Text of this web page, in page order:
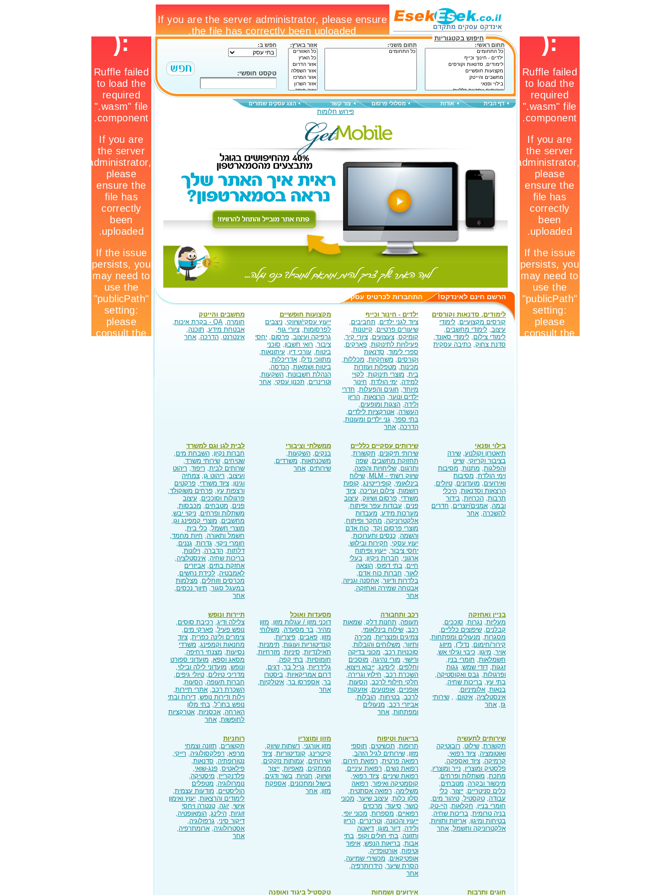
חיפוש בקטגוריות
תחום ראשי: תחום משני: אזור בארץ: חפש ב:
טקסט חופשי:
דף הבית אודות מסלולי פרסום צור קשר הצג עסקים שמורים
פירוש חלומות
הרשם חינם לאינדקס! התחברות לכרטיס עסק
לימודים, סדנאות וקורסים
קורסים מקצועיים, לימודי
עיצוב, לימודי מחשבים,
לימודי צילום, לימודי סאונד,
סדנת צחוק, כתיבה עסקית
ילדים - חינוך וכייף
ציוד לגני ילדים, תחביבים,
שיעורים פרטיים, קייטנות,
קומיקס, צעצועים, ציורי קיר,
פעילויות לתינוקות, פארקים,
ספרי לימוד, סדנאות
וקורסים, משחקיות, מכללות,
מכינות, מטפלות ועוזרות
בית, מוצרי תינוקות, לקויי
למידה, ימי הולדת, חינוך
מיוחד, חוגים והפעלות, חדרי
ילדים ונוער, הרצאות, הריון
ולידה, הצגות ומופעים,
העשרה, אטרקציות לילדים,
בתי ספר, גני ילדים ומעונות,
הדרכה, אחר
מקצועות חופשיים
ייעוץ עסקי/שיווקי, ניצבים
לפרסומות, ציורי גוף,
גרפיקה ועיצוב, פרסום, יחסי
ציבור, רואי חשבון, סוכני
ביטוח, עורכי דין, עיתונאות,
מתווכי נדלן, אדריכלות,
ביטוח ושמאות, הנדסה,
הנהלת חשבונות, השקעות,
וטרינרים, תכנון עסקי, אחר
מחשבים והייטק
חומרה, QA - בקרת איכות
,
אבטחת מידע, תוכנה,
אינטרנט, הדרכה, אחר
בילוי ופנאי
תיאטרון וקולנוע, שירה
בציבור וקריוקי, שייט
והפלגות, מתנות, מסיבות
וימי הולדת, מסיבות
ואירועים, מועדונים, טיולים,
הרצאות וסדנאות, היכלי
תרבות, הכרויות, בידור
ובמה, אמנים/יוצרים, חדרים
להשכרה, אחר
שירותים עסקיים כלליים
שירותי תיקונים, תקשורת,
תחזוקת מחשבים, שפה
ותרגום, שליחויות והפצה,
שיווק רשתי - MLM
, שילוח
בינלאומי, קופירייטינג, קופות
רושמות, צילום ועריכה, ציוד
משרדי, פרסום ושיווק, עיצוב
פנים, עבודות עפר ופיתוח,
מערכות מידע, מעבדות
אלקטרוניקה, מחקר ופיתוח,
מוצרי פרסום וקד, כוח אדם
והשמה, כנסים ותערוכות,
יעוץ עסקי, חקירות ובילוש,
יחסי ציבור, ייעוץ ופיתוח
ארגוני, חברות ניקיון, בעלי
חיים, בתי דפוס, הוצאה
לאור, חברות כוח אדם,
בלדרות ודיוור, אחסנה וגניזה,
אבטחה שמירה ואחזקה,
אחר
ממשלתי וציבורי
בנקים, השקעות,
משכנתאות, משרדים,
שירותים, אחר
לבית לגן וגם למשרד
חברות נקיון, השבחת מים,
שטיחים, שירותי משרד,
שרותים לבית, ריפוד, ריהוט
ועיצוב, ריהוט גן, צמחיה
וגינון, ציוד משרדי, פרקטים
ורצפות עץ, פרחים משוקולד,
פרגולות וסוככים, עיצוב
פנים, מטבחים, מכבסות,
משתלות ופרחים, ניקוי יבש,
מחשבים, מוצרי קמפינג וגן,
מוצרי חשמל, כלי בית,
חשמל ותאורה, חיות מחמד,
חומרי ניקוי, גדרות, גננים,
דלתות, הדברה, וילונות,
בריכות שחיה, אינסטלציה,
אחזקת בתים, אביזרים
לאמבטיה, לכידת נחשים,
מכרסים וזוחלים, מצלמות
במעגל סגור, תיווך נכסים,
אחר
בניין ואחזקה
מעליות, נגרות, סוככים,
קבלנים, שיפוצים כלליים,
מסגרות, מנעולים ומפתחות,
קירור/חימום, נדל"ן, מיזוג
אויר, מיגון, כיבוי וגילוי אש,
חשמלאות, חומרי בנין,
זגגות, דודי שמש, גגות
ופרגולות, גבס ואקוסטיקה,
בתי עץ, בריכות שחיה,
בנאות, אלומיניום,
אינסטלציה, איטום,
, שירותי
גז, אחר
רכב ותחבורה
תעופה, תחנות דלק, שמאות
רכב, שילוח בינלאומי,
צמיגים ופנצריות, מכירה
ותיווך, משלוחים והובלות,
סוכנויות רכב, מכוני בדיקה
ורישוי, מורי נהיגה, מוסכים
וחלפים, ליסינג, ייבוא וייצוא,
השכרת רכב, חילוץ וגרירה,
חלקי חילוף לרכב, הסעות,
אופניים, אופנועים, אזעקות
לרכב, בטיחות, הובלות,
אביזרי רכב, מנעולים
ומפתחות, אחר
מסעדות ואוכל
דוכני מזון / עגלות מזון, מזון
מהיר, בר מסעדה, משלוחי
מזון, פאבים, פיצריות,
קונדיטוריות ועוגות, תימניות,
תאילנדיות, סיניות, מזרחיות,
חומוסיות, בתי קפה,
גלידריות, גריל בר, דגים,
דרום אמריקאיות, ביסטרו
בר, אספרסו בר, איטלקיות,
אחר
תיירות ונופש
צלילה ודיג, רכיבת סוסים,
נופש פעיל, פארקי מים,
צימרים ולינה כפרית, ציוד
מחנאות וקמפינג, משרדי
נסיעות, מצנחי רחיפה,
מסאג וספא, מועדוני ספורט
ונופש, מועדוני לילה ובילוי,
מדריכי טיולים, טיולי גיפים,
חברות תעופה, הסעות,
השכרת רכב, אתרי תיירות,
וילות ודירות נופש, דירות ובתי
נופש בחו"ל, בתי מלון
הארחה, אכסניות, אטרקציות
לחופשות, אחר
שירותים לתעשיה
תקשורת, שילוט, רובוטיקה
ואוטומציה, ציוד רפואי,
קרמיקה, ציוד ואספקה,
פלסטיק ומוצריו, נייר ומוצריו,
מתכת, משתלות ופרחים,
מיכשור ובקרה, מטבחים,
כלים סניטריים, ייצור, כלי
עבודה, טקסטיל, טיהור מים,
חומרי בניין, חקלאות, היי-טק,
בניה טרומית, בריכות שחיה,
בטיחות ומיגון, אריזות ותוויות,
אלקטרוניקה וחשמל, אחר
בריאות וטיפוח
תרופות, תכשיטים, תוספי
מזון, שירותים לגיל הזהב,
רפואה פרטית, רפואת חירום,
רפואת נשים, רפואת עיניים,
רפואת שיניים, ציוד רפואי,
קוסמטיקה ואיפור, רפואה
משלימה, רפואה אסתטית,
סלון כלות, עיצוב שיער, מכוני
כושר, סיעוד, מרכזים
רפואיים, מספרות, מכוני יופי,
ייעוץ והכוונה, וטרינרים, הריון
ולידה, דיור מוגן, דיאטה
ותזונה, בתי חולים וקופ, בתי
אבות, בריאות הנפש, איפור
וטיפוח, אורטופדיה,
אופטיקאים, מכשירי שמיעה,
הסרת שיער, הידרותרפיה,
אחר
מזון ומוצריו
מזון אורגני, רשתות שיווק,
קייטרינג, קונדיטוריות, ציוד
ושירותים, עמותות נזקקים,
ממתקים, מאפיות, ייצור
ושיווק, חנויות, בשר ודגים,
בישול ומתכונים, אספקת
מזון, אחר
רוחניות
תקשורים, תזונה וצמחי
מרפא, רפלקסולוגיה, רייקי,
נטורופתיה, סדנאות,
פילאטיס, פנג-שואי,
פלדנקרייז, מיסטיקה,
נומרולוגיה, מטפלים
הוליסטיים, מודעות עצמית,
לימודים והרצאות, יעוץ ואימון
אישי, יוגה, טנטרה ויחסי
זוגיות, הילינג, הומאופטיה,
דיקור סיני, גרפולוגיה,
אסטרולוגיה, ארומתרפיה,
אחר
חוגים ותרבות אירועים ושמחות טקסטיל ביגוד ואופנה